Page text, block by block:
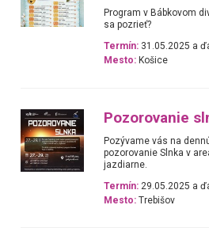
Program v Bábkovom
sa pozrieť?
Termín: 31.05.2025 a
Mesto: Košice
Pozorovanie
Pozývame vás na
pozorovanie Slnka v
jazdiarne.
Termín: 29.05.2025 a
Mesto: Trebišov